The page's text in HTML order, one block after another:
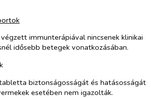
immunterápiával nincsenek klinikai
idősebb betegek vonatkozásában.
biztonságosságát és hatásosságát
esetében nem igazolták.